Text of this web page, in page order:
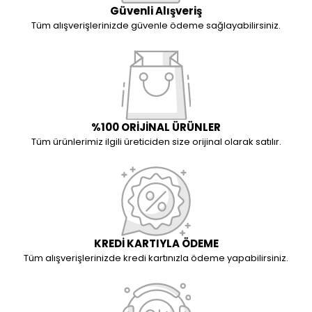
Güvenli Alışveriş
Tüm alışverişlerinizde güvenle ödeme sağlayabilirsiniz.
%100 ORİJİNAL ÜRÜNLER
Tüm ürünlerimiz ilgili üreticiden size orijinal olarak satılır.
KREDİ KARTIYLA ÖDEME
Tüm alışverişlerinizde kredi kartınızla ödeme yapabilirsiniz.